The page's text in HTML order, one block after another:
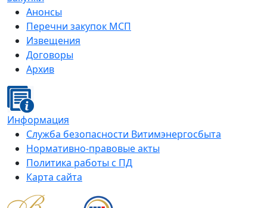
Анонсы
Перечни закупок МСП
Извещения
Договоры
Архив
Информация
Служба безопасности Витимэнергосбыта
Нормативно-правовые акты
Политика работы с ПД
Карта сайта